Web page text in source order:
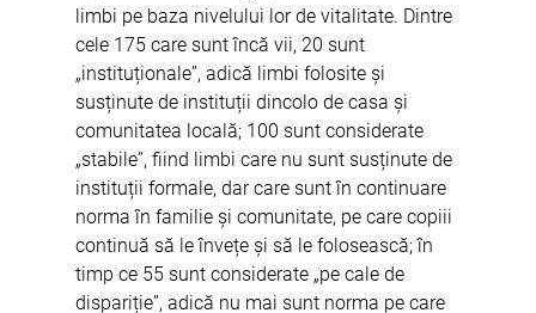
limbi pe baza nivelului lor de vitalitate. Dintre
cele 175 care sunt încă vii, 20 sunt
„instituționale”, adică limbi folosite și
susținute de instituții dincolo de casa și
comunitatea locală; 100 sunt considerate
„stabile”, fiind limbi care nu sunt susținute de
instituții formale, dar care sunt în continuare
norma în familie și comunitate, pe care copiii
continuă să le învețe și să le folosească; în
timp ce 55 sunt considerate „pe cale de
dispariție”, adică nu mai sunt norma pe care